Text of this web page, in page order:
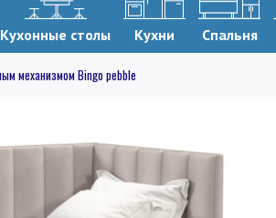
Кухонные столы Кухни Спальня
механизмом Bingo pebble